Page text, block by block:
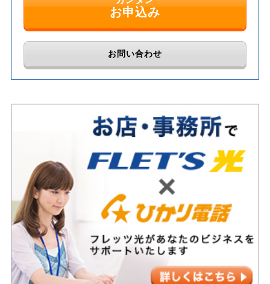
お申込み
お問い合わせ